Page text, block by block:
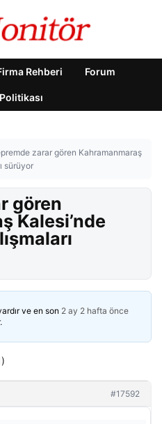
Rehberi Forum
zarar gören Kahramanmaraş
sürüyor
gören
Kalesi’nde
ve en son 2 ay 2 hafta önce
#17592